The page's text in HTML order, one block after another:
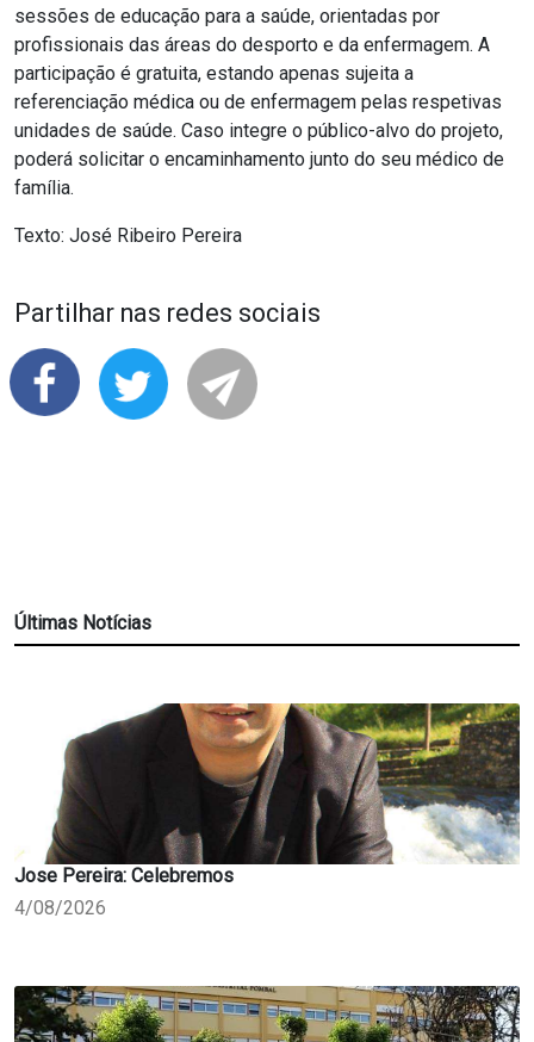
sessões de educação para a saúde, orientadas por
profissionais das áreas do desporto e da enfermagem. A
participação é gratuita, estando apenas sujeita a
referenciação médica ou de enfermagem pelas respetivas
unidades de saúde. Caso integre o público-alvo do projeto,
poderá solicitar o encaminhamento junto do seu médico de
família.
Texto: José Ribeiro Pereira
Partilhar nas redes sociais
Últimas Notícias
Jose Pereira: Celebremos
4/08/2026